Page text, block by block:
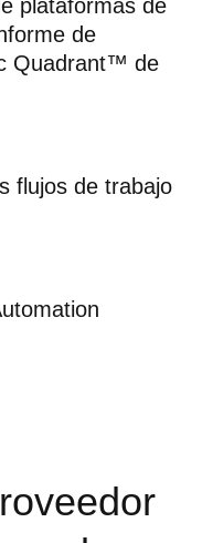
plataformas de
de
Quadrant™ de
flujos de trabajo